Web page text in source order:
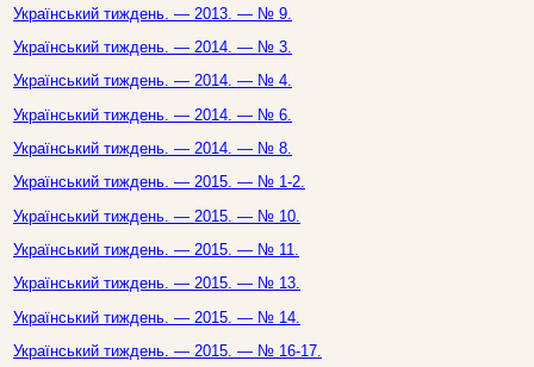
Український тиждень. — 2013. — № 9.
Український тиждень. — 2014. — № 3.
Український тиждень. — 2014. — № 4.
Український тиждень. — 2014. — № 6.
Український тиждень. — 2014. — № 8.
Український тиждень. — 2015. — № 1-2.
Український тиждень. — 2015. — № 10.
Український тиждень. — 2015. — № 11.
Український тиждень. — 2015. — № 13.
Український тиждень. — 2015. — № 14.
Український тиждень. — 2015. — № 16-17.